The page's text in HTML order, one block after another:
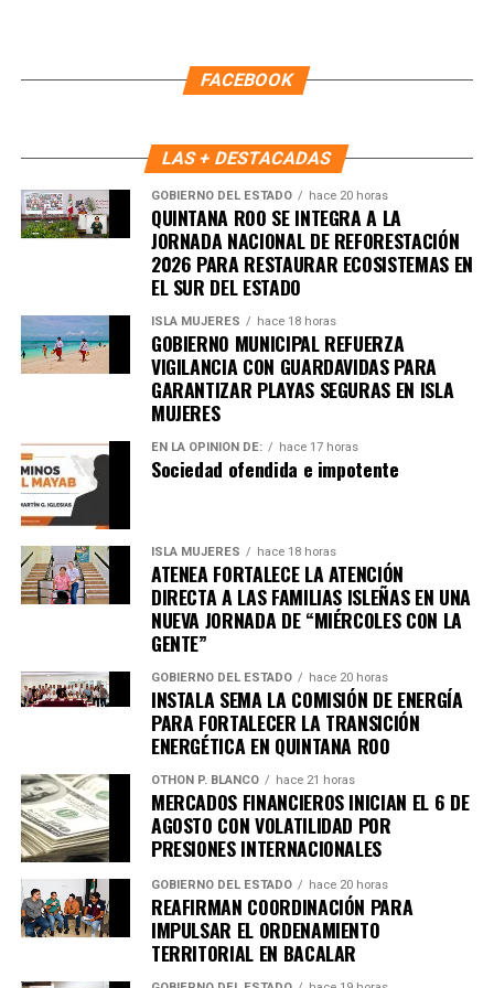
para firmar acuerdo histórico
Representantes de Brasil, Argentina, Paraguay y Uruguay
últimos puntos delacuerdo comercial UE–Mercosur,
considerado uno de los más amplios de la última década.
6. Inundaciones dejan más de cien
muertos en el sur de África
Lluvias torrenciales provocaroninundaciones severas
en Mozambique, Sudáfrica y Zimbabue, dejando más de
100 fallecidos y miles de viviendas destruidas. Equipos
7. Uganda vive jornada violenta tras
arresto de Bobi Wine
Al menos siete personas murieron en enfrentamientos
entre manifestantes y fuerzas de seguridad luego de la
detención del líder opositorBobi Wine, trasladado en
internacionales expresaron preocupación por el clima
electoral.
8. Expresidente surcoreano Yoon
Suk Yeol es condenado a cinco años
Un tribunal de Corea del Sur sentenció al exmandatario a
cinco años de prisiónpor obstrucción de justicia
relacionada con la declaración de ley marcial en 2024. La
defensa anunció que apelará el fallo.
FACEBOOK
LAS + DESTACADAS
GOBIERNO DEL ESTADO hace 20 horas
QUINTANA ROO SE INTEGRA A LA
JORNADA NACIONAL DE REFORESTACIÓN
2026 PARA RESTAURAR ECOSISTEMAS EN
EL SUR DEL ESTADO
ISLA MUJERES hace 18 horas
GOBIERNO MUNICIPAL REFUERZA
VIGILANCIA CON GUARDAVIDAS PARA
GARANTIZAR PLAYAS SEGURAS EN ISLA
MUJERES
EN LA OPINIÓN DE: hace 17 horas
Sociedad ofendida e impotente
ISLA MUJERES hace 18 horas
ATENEA FORTALECE LA ATENCIÓN
DIRECTA A LAS FAMILIAS ISLEÑAS EN UNA
NUEVA JORNADA DE “MIÉRCOLES CON LA
GENTE”
GOBIERNO DEL ESTADO hace 20 horas
INSTALA SEMA LA COMISIÓN DE ENERGÍA
PARA FORTALECER LA TRANSICIÓN
ENERGÉTICA EN QUINTANA ROO
OTHON P. BLANCO hace 21 horas
MERCADOS FINANCIEROS INICIAN EL 6 DE
AGOSTO CON VOLATILIDAD POR
PRESIONES INTERNACIONALES
GOBIERNO DEL ESTADO hace 20 horas
REAFIRMAN COORDINACIÓN PARA
IMPULSAR EL ORDENAMIENTO
TERRITORIAL EN BACALAR